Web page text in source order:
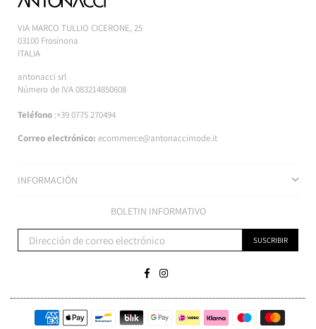
VIA MARCO TULLIO CICERONE, 25
03100 Frosinona
ITALIA
antonacci srl
Número de IVA 083214850608
Teléfono :+39 0775 270494
Correo electrónico: ecommerce@antonaccimode.it
INFORMACIÓN
BOLETIN INFORMATIVO
SUSCRIBIR
FacebookInstagram